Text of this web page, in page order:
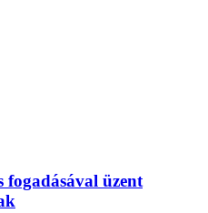
fogadásával üzent